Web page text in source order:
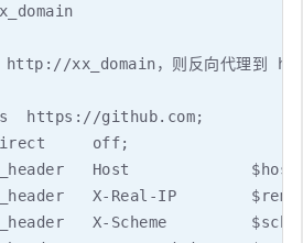
http://xx_domain，则反向代理到
https://github.com;
off;
Host
X-Real-IP
X-Scheme